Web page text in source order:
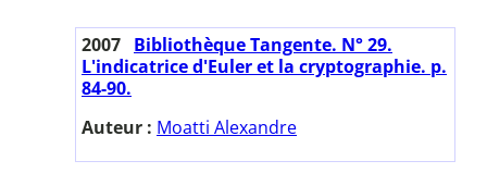
2007 Bibliothèque Tangente. N° 29.
L'indicatrice d'Euler et la cryptographie. p.
84-90.
Auteur : Moatti Alexandre